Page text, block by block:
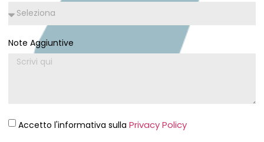
Note Aggiuntive
Accetto l'informativa sulla Privacy Policy